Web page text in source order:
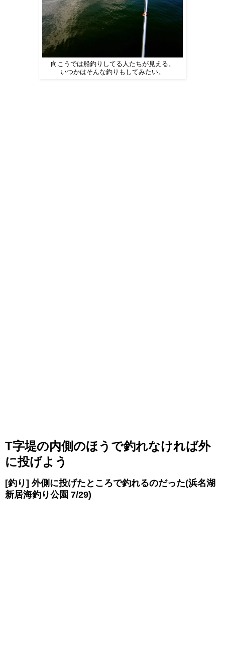
向こうでは船釣りしてる人たちが見える。
いつかはそんな釣りもしてみたい。
T字堤の内側のほうで釣れなければ外
に投げよう
[釣り] 外側に投げたところで釣れるのだった(浜名湖
新居海釣り公園 7/29)